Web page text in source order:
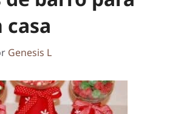
casa
Genesis L